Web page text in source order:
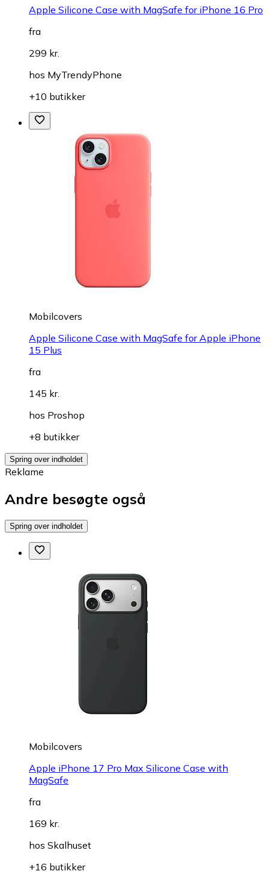
Apple Silicone Case with MagSafe for iPhone 16 Pro
fra
299 kr.
hos MyTrendyPhone
+10 butikker
Mobilcovers
Apple Silicone Case with MagSafe for Apple iPhone
15 Plus
fra
145 kr.
hos Proshop
+8 butikker
Spring over indholdet
Reklame
Andre besøgte også
Spring over indholdet
Mobilcovers
Apple iPhone 17 Pro Max Silicone Case with
MagSafe
fra
169 kr.
hos Skalhuset
+16 butikker